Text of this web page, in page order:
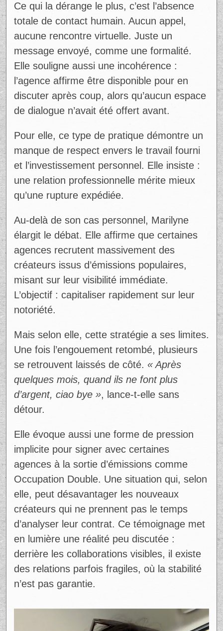
Ce qui la dérange le plus, c’est l’absence
totale de contact humain. Aucun appel,
aucune rencontre virtuelle. Juste un
message envoyé, comme une formalité.
Elle souligne aussi une incohérence :
l’agence affirme être disponible pour en
discuter après coup, alors qu’aucun espace
de dialogue n’avait été offert avant.
Pour elle, ce type de pratique démontre un
manque de respect envers le travail fourni
et l’investissement personnel. Elle insiste :
une relation professionnelle mérite mieux
qu’une rupture expédiée.
Au-delà de son cas personnel, Marilyne
élargit le débat. Elle affirme que certaines
agences recrutent massivement des
créateurs issus d’émissions populaires,
misant sur leur visibilité immédiate.
L’objectif : capitaliser rapidement sur leur
notoriété.
Mais selon elle, cette stratégie a ses limites.
Une fois l’engouement retombé, plusieurs
se retrouvent laissés de côté. « Après
quelques mois, quand ils ne font plus
d’argent, ciao bye », lance-t-elle sans
détour.
Elle évoque aussi une forme de pression
implicite pour signer avec certaines
agences à la sortie d’émissions comme
Occupation Double. Une situation qui, selon
elle, peut désavantager les nouveaux
créateurs qui ne prennent pas le temps
d’analyser leur contrat. Ce témoignage met
en lumière une réalité peu discutée :
derrière les collaborations visibles, il existe
des relations parfois fragiles, où la stabilité
n’est pas garantie.